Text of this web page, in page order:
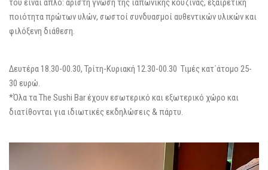
του είναι απλό: άριστη γνώση της ιαπωνικής κουζίνας, εξαιρετική
ποιότητα πρώτων υλών, σωστοί συνδυασμοί αυθεντικών υλικών και
φιλόξενη διάθεση.
Δευτέρα 18.30-00.30, Τρίτη-Κυριακή 12.30-00.30 Τιμές κατ΄άτομο 25-
30 ευρώ.
*Όλα τα The Sushi Bar έχουν εσωτερικό και εξωτερικό χώρο και
διατίθονται για ιδιωτικές εκδηλώσεις & πάρτυ.